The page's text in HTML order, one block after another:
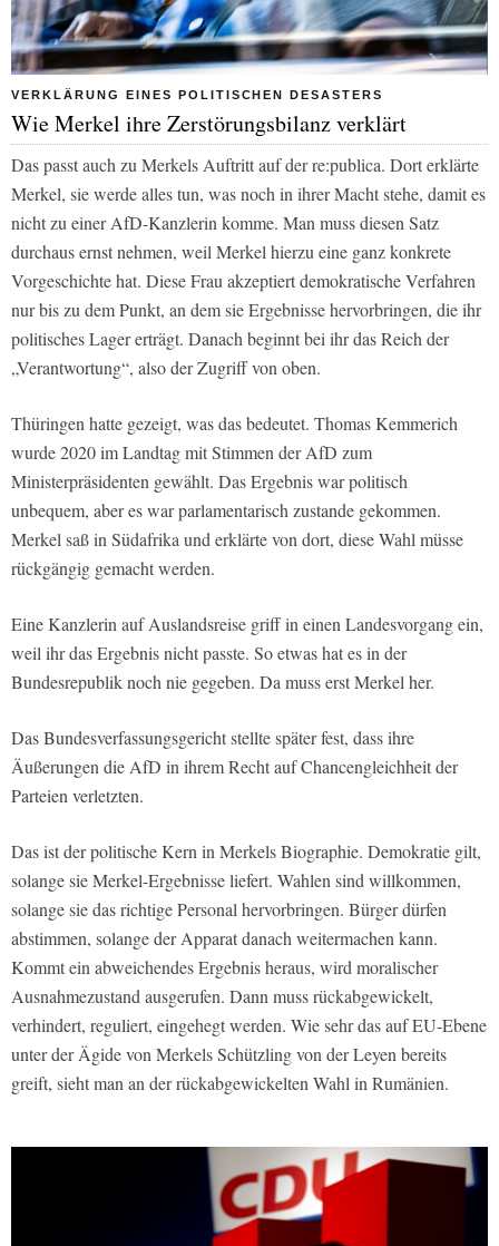
VERKLÄRUNG EINES POLITISCHEN DESASTERS
Wie Merkel ihre Zerstörungsbilanz verklärt
Das passt auch zu Merkels Auftritt auf der re:publica. Dort erklärte
Merkel, sie werde alles tun, was noch in ihrer Macht stehe, damit es
nicht zu einer AfD-Kanzlerin komme. Man muss diesen Satz
durchaus ernst nehmen, weil Merkel hierzu eine ganz konkrete
Vorgeschichte hat. Diese Frau akzeptiert demokratische Verfahren
nur bis zu dem Punkt, an dem sie Ergebnisse hervorbringen, die ihr
politisches Lager erträgt. Danach beginnt bei ihr das Reich der
„Verantwortung“, also der Zugriff von oben.
Thüringen hatte gezeigt, was das bedeutet. Thomas Kemmerich
wurde 2020 im Landtag mit Stimmen der AfD zum
Ministerpräsidenten gewählt. Das Ergebnis war politisch
unbequem, aber es war parlamentarisch zustande gekommen.
Merkel saß in Südafrika und erklärte von dort, diese Wahl müsse
rückgängig gemacht werden.
Eine Kanzlerin auf Auslandsreise griff in einen Landesvorgang ein,
weil ihr das Ergebnis nicht passte. So etwas hat es in der
Bundesrepublik noch nie gegeben. Da muss erst Merkel her.
Das Bundesverfassungsgericht stellte später fest, dass ihre
Äußerungen die AfD in ihrem Recht auf Chancengleichheit der
Parteien verletzten.
Das ist der politische Kern in Merkels Biographie. Demokratie gilt,
solange sie Merkel-Ergebnisse liefert. Wahlen sind willkommen,
solange sie das richtige Personal hervorbringen. Bürger dürfen
abstimmen, solange der Apparat danach weitermachen kann.
Kommt ein abweichendes Ergebnis heraus, wird moralischer
Ausnahmezustand ausgerufen. Dann muss rückabgewickelt,
verhindert, reguliert, eingehegt werden. Wie sehr das auf EU-Ebene
unter der Ägide von Merkels Schützling von der Leyen bereits
greift, sieht man an der rückabgewickelten Wahl in Rumänien.